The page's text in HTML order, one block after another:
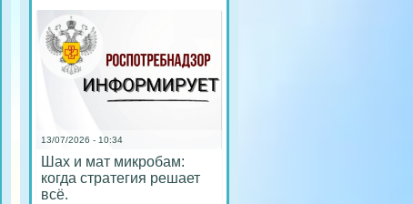
13/07/2026 - 10:34
Шах и мат микробам:
когда стратегия решает
всё.